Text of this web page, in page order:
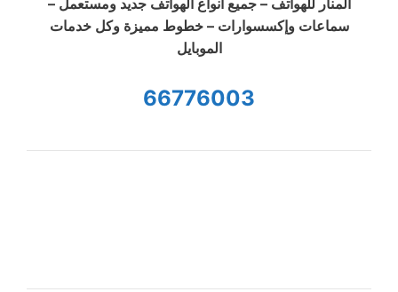
المنار للهواتف – جميع أنواع الهواتف جديد ومستعمل –
سماعات وإكسسوارات – خطوط مميزة وكل خدمات
الموبايل
66776003